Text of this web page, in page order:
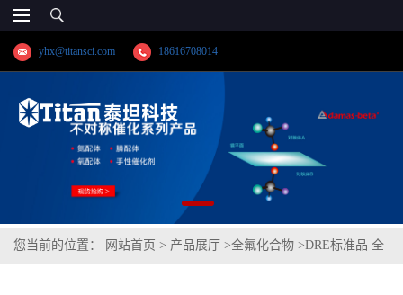
yhx@titansci.com 18616708014
您当前的位置： 网站首页 > 产品展厅 >全氟化合物 >DRE标准品 全